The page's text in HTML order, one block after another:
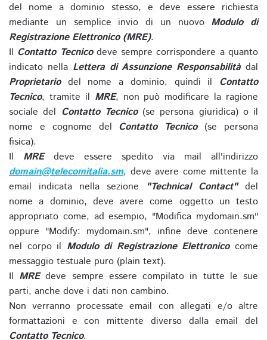
del nome a dominio stesso, e deve essere richiesta
mediante un semplice invio di un nuovo Modulo di
Registrazione Elettronico (MRE).
Il Contatto Tecnicodeve sempre corrispondere a quanto
indicato nella Lettera di Assunzione Responsabilitàdal
Proprietariodel nome a dominio, quindi il Contatto
Tecnico, tramite il MRE, non può modificare la ragione
sociale del Contatto Tecnico(se persona giuridica) o il
nome e cognome del Contatto Tecnico(se persona
fisica).
Il MREdeve essere spedito via mail all'indirizzo
domain@telecomitalia.sm, deve avere come mittente la
email indicata nella sezione
"Technical Contact"del
nome a dominio, deve avere come oggetto un testo
appropriato come, ad esempio, "Modifica mydomain.sm"
oppure "Modify: mydomain.sm", infine deve contenere
nel corpo il Modulo di Registrazione Elettronicocome
messaggio testuale puro (plain text).
Il MREdeve sempre essere compilato in tutte le sue
parti, anche dove i dati non cambino.
Non verranno processate email con allegati e/o altre
formattazioni e con mittente diverso dalla email del
Contatto Tecnico.